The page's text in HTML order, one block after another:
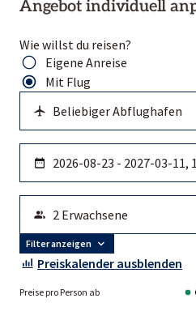
Angebot individuell
Wie willst du reisen?
Eigene Anreise
Mit Flug
Filter anzeigen
Preiskalender ausblenden
Preise pro Person ab